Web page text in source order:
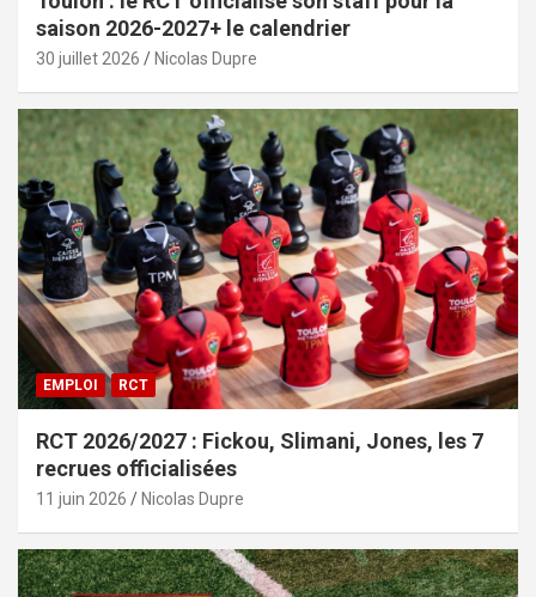
saison 2026-2027+ le calendrier
30 juillet 2026 Nicolas Dupre
EMPLOI RCT
RCT 2026/2027 : Fickou, Slimani, Jones, les 7
recrues officialisées
11 juin 2026 Nicolas Dupre